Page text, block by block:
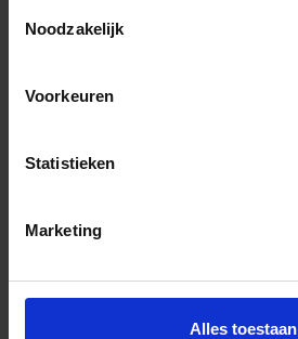
Noodzakelijk
Voorkeuren
Statistieken
Marketing
Alles toestaan
Gtin: 8714318016098
€ 1,02 incl. BTW
-